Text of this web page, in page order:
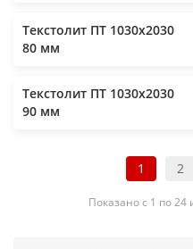
Текстолит ПТ 1030х2030
80 мм
Текстолит ПТ 1030х2030
90 мм
1 2
Показано с 1 по 24